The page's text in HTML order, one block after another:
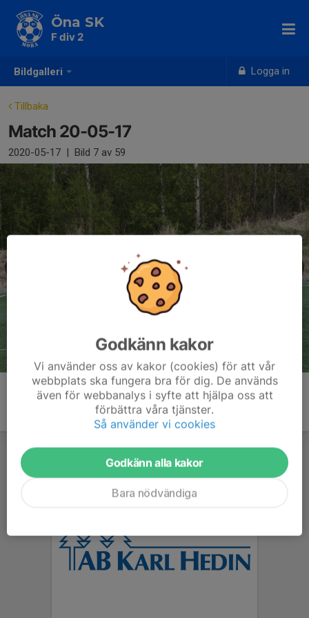
Bildgalleri Logga in
Öna SK
F div 2
Tillbaka
Match 20-05-17
2020-05-17 | Bild 7 av 59
Godkänn kakor
Vi använder oss av kakor (cookies) för att vår
webbplats ska fungera bra för dig. De används
även för webbanalys i syfte att hjälpa oss att
förbättra våra tjänster.
Så använder vi cookies
Godkänn alla kakor
Bara nödvändiga